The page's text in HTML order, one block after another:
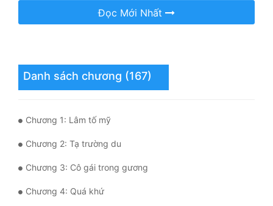
Học Đường
Khoa Huyễn
Khoa Huyễn Không Gian
Kinh Dị
Kiếm Hiệp
Đọc Mới Nhất
Danh sách chương (167)
Chương 1: Lâm tố mỹ
Chương 2: Tạ trường du
Chương 3: Cô gái trong gương
Chương 4: Quá khứ